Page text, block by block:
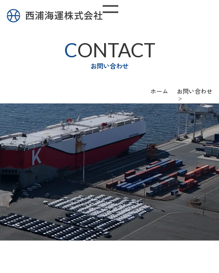
CONTACT
お問い合わせ
ホーム お問い合わせ